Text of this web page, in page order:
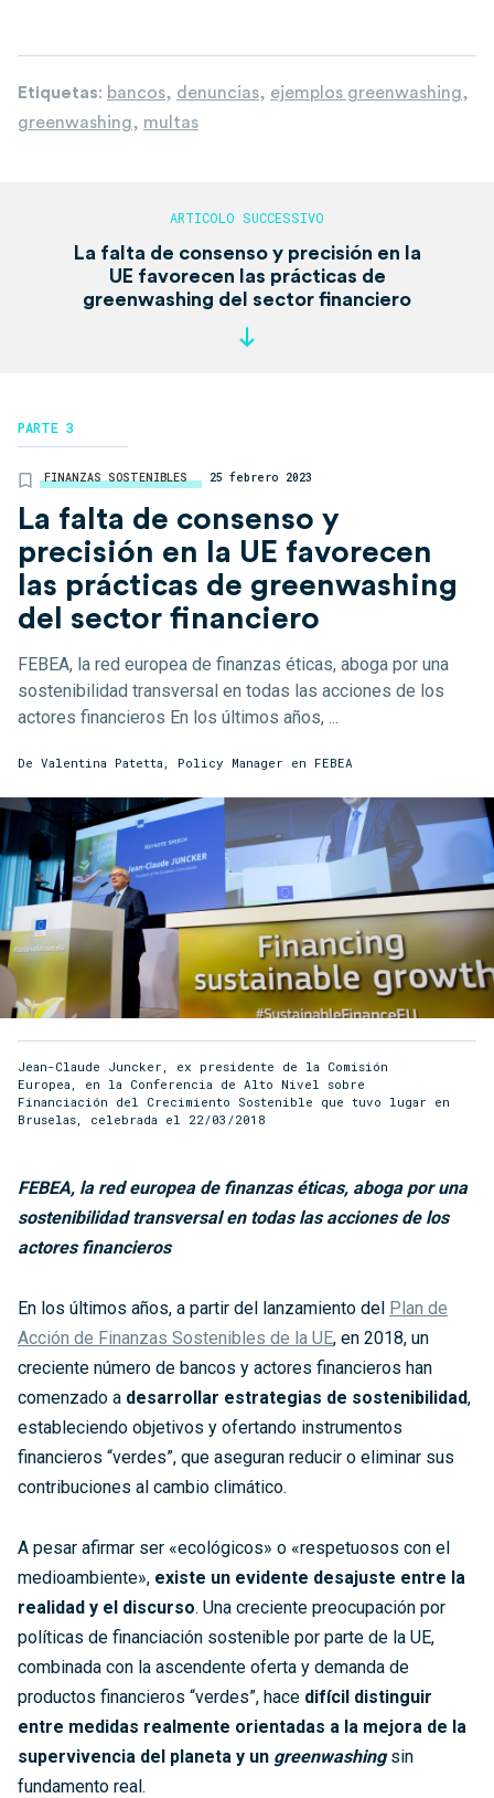
Etiquetas: bancos, denuncias, ejemplos greenwashing,
greenwashing, multas
La falta de consenso y precisión en la
UE favorecen las prácticas de
greenwashing del sector financiero
PARTE 3
FINANZAS SOSTENIBLES 25 febrero 2023
La falta de consenso y
precisión en la UE favorecen
las prácticas de greenwashing
del sector financiero
FEBEA, la red europea de finanzas éticas, aboga por una
sostenibilidad transversal en todas las acciones de los
actores financieros En los últimos años, ...
De Valentina Patetta, Policy Manager en FEBEA
Jean-Claude Juncker, ex presidente de la Comisión
Europea, en la Conferencia de Alto Nivel sobre
Financiación del Crecimiento Sostenible que tuvo lugar en
Bruselas, celebrada el 22/03/2018
FEBEA, la red europea de finanzas éticas, aboga por una
sostenibilidad transversal en todas las acciones de los
actores financieros
En los últimos años, a partir del lanzamiento del Plan de
Acción de Finanzas Sostenibles de la UE, en 2018, un
creciente número de bancos y actores financieros han
comenzado a desarrollar estrategias de sostenibilidad,
estableciendo objetivos y ofertando instrumentos
financieros “verdes”, que aseguran reducir o eliminar sus
contribuciones al cambio climático.
A pesar afirmar ser «ecológicos» o «respetuosos con el
medioambiente», existe un evidente desajuste entre la
realidad y el discurso. Una creciente preocupación por
políticas de financiación sostenible por parte de la UE,
combinada con la ascendente oferta y demanda de
productos financieros “verdes”, hace difícil distinguir
entre medidas realmente orientadas a la mejora de la
supervivencia del planeta y un greenwashingsin
fundamento real.